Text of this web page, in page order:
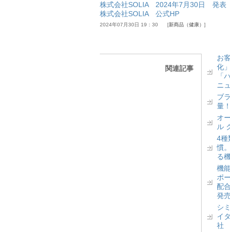
株式会社SOLIA 2024年7月30日 発表
株式会社SOLIA 公式HP
2024年07月30日 19：30 新商品（健康）
関連記事
お
化
「
ニ
ブ
量
オ
ル
4種
慣
る
機
ポ
配
発
シ
イ
社